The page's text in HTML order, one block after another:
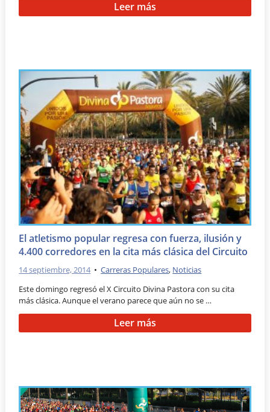
Leer más
El atletismo popular regresa con fuerza, ilusión y
4.400 corredores en la cita más clásica del Circuito
14 septiembre, 2014 •Carreras Populares, Noticias
Este domingo regresó el X Circuito Divina Pastora con su cita
más clásica. Aunque el verano parece que aún no se …
Leer más